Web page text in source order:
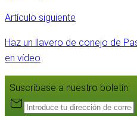
Artículo siguiente
Haz un llavero de conejo de
en vídeo
Suscríbase a nuestro boletín: